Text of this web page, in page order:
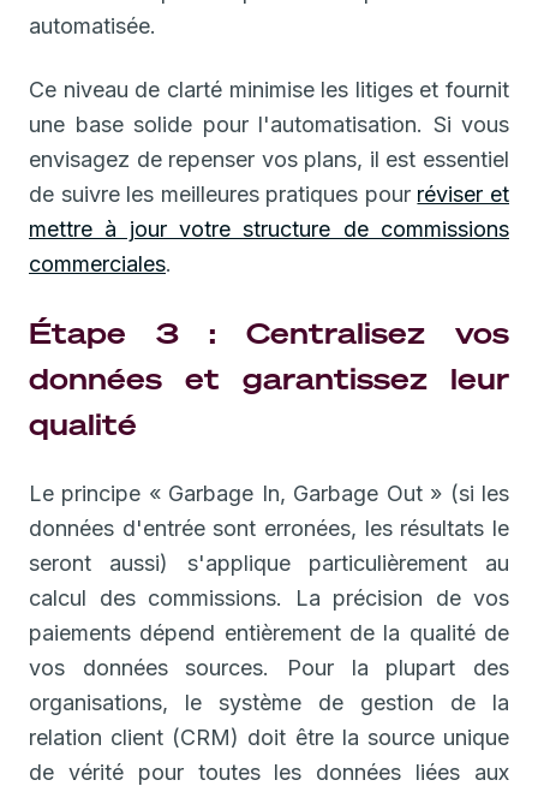
automatisée.
Ce niveau de clarté minimise les litiges et fournit
une base solide pour l'automatisation. Si vous
envisagez de repenser vos plans, il est essentiel
de suivre les meilleures pratiques pour réviser et
mettre à jour votre structure de commissions
commerciales.
Étape 3 : Centralisez vos
données et garantissez leur
qualité
Le principe « Garbage In, Garbage Out » (si les
données d'entrée sont erronées, les résultats le
seront aussi) s'applique particulièrement au
calcul des commissions. La précision de vos
paiements dépend entièrement de la qualité de
vos données sources. Pour la plupart des
organisations, le système de gestion de la
relation client (CRM) doit être la source unique
de vérité pour toutes les données liées aux